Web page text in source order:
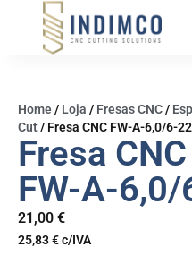
Home/ Loja / Fresas CNC/
Cut/ Fresa CNC FW-A-6,0/6-
Fresa CNC
FW-A-
21,00 €
25,83€c/IVA